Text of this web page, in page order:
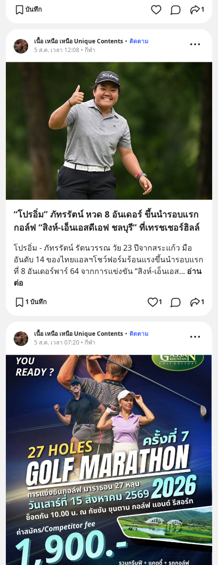
บันทึก 1
เนื้อ เหนือ เหนือ Unique Contents • ติดตาม
5 ส.ค. เวลา 12:08 • กีฬา
“โปรอิ่ม” ภัทรรัตน์ หวด 8 อันเดอร์ ขึ้นนำรอบแรก
กอล์ฟ “สิงห์-เอ็นเอสดีเอฟ ชลบุรี” ที่เทรชเชอร์ฮิลล์
โปรอิ่ม - ภัทรรัตน์ รัตนวรรณ วัย 23 ปีจากสระแก้ว มือ
อันดับ 14 ของไทยแอลฯโชว์ฟอร์มร้อนแรงขึ้นนำรอบแรก
ที่ 8 อันเดอร์พาร์ 64 จากการแข่งขัน “สิงห์-เอ็นเอส... อ่าน
ต่อ
1 บันทึก 1 1
เนื้อ เหนือ เหนือ Unique Contents • ติดตาม
5 ส.ค. เวลา 07:20 • กีฬา